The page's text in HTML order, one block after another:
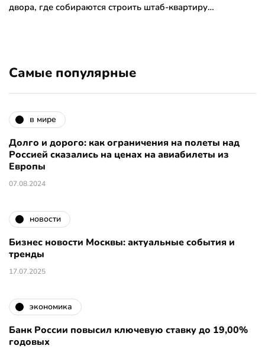
двора, где собираются строить штаб-квартиру…
Самые популярные
в мире
Долго и дорого: как ограничения на полеты над
Россией сказались на ценах на авиабилеты из
Европы
07.08.2024
новости
Бизнес новости Москвы: актуальные события и
тренды
17.07.2025
экономика
Банк России повысил ключевую ставку до 19,00%
годовых